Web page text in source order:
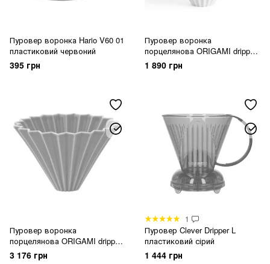
Пуровер воронка Hario V60 01
пластиковий червоний
395 грн
Пуровер воронка
порцелянова ORIGAMI dripper
M Pink
1 890 грн
Пуровер воронка
порцелянова ORIGAMI dripper
M Orange
3 176 грн
1
Пуровер Clever Dripper L
пластиковий сірий
1 444 грн